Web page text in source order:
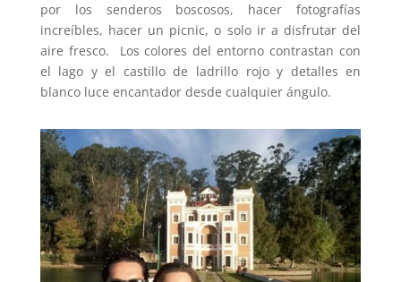
por los senderos boscosos, hacer fotografías
increíbles, hacer un picnic, o solo ir a disfrutar del
aire fresco. Los colores del entorno contrastan con
el lago y el castillo de ladrillo rojo y detalles en
blanco luce encantador desde cualquier ángulo.